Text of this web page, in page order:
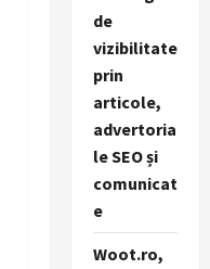
de
vizibilitate
prin
articole,
advertoria
le SEO și
comunicat
e
Woot.ro,